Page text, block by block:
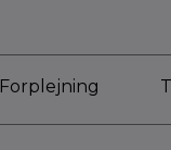
Forplejning